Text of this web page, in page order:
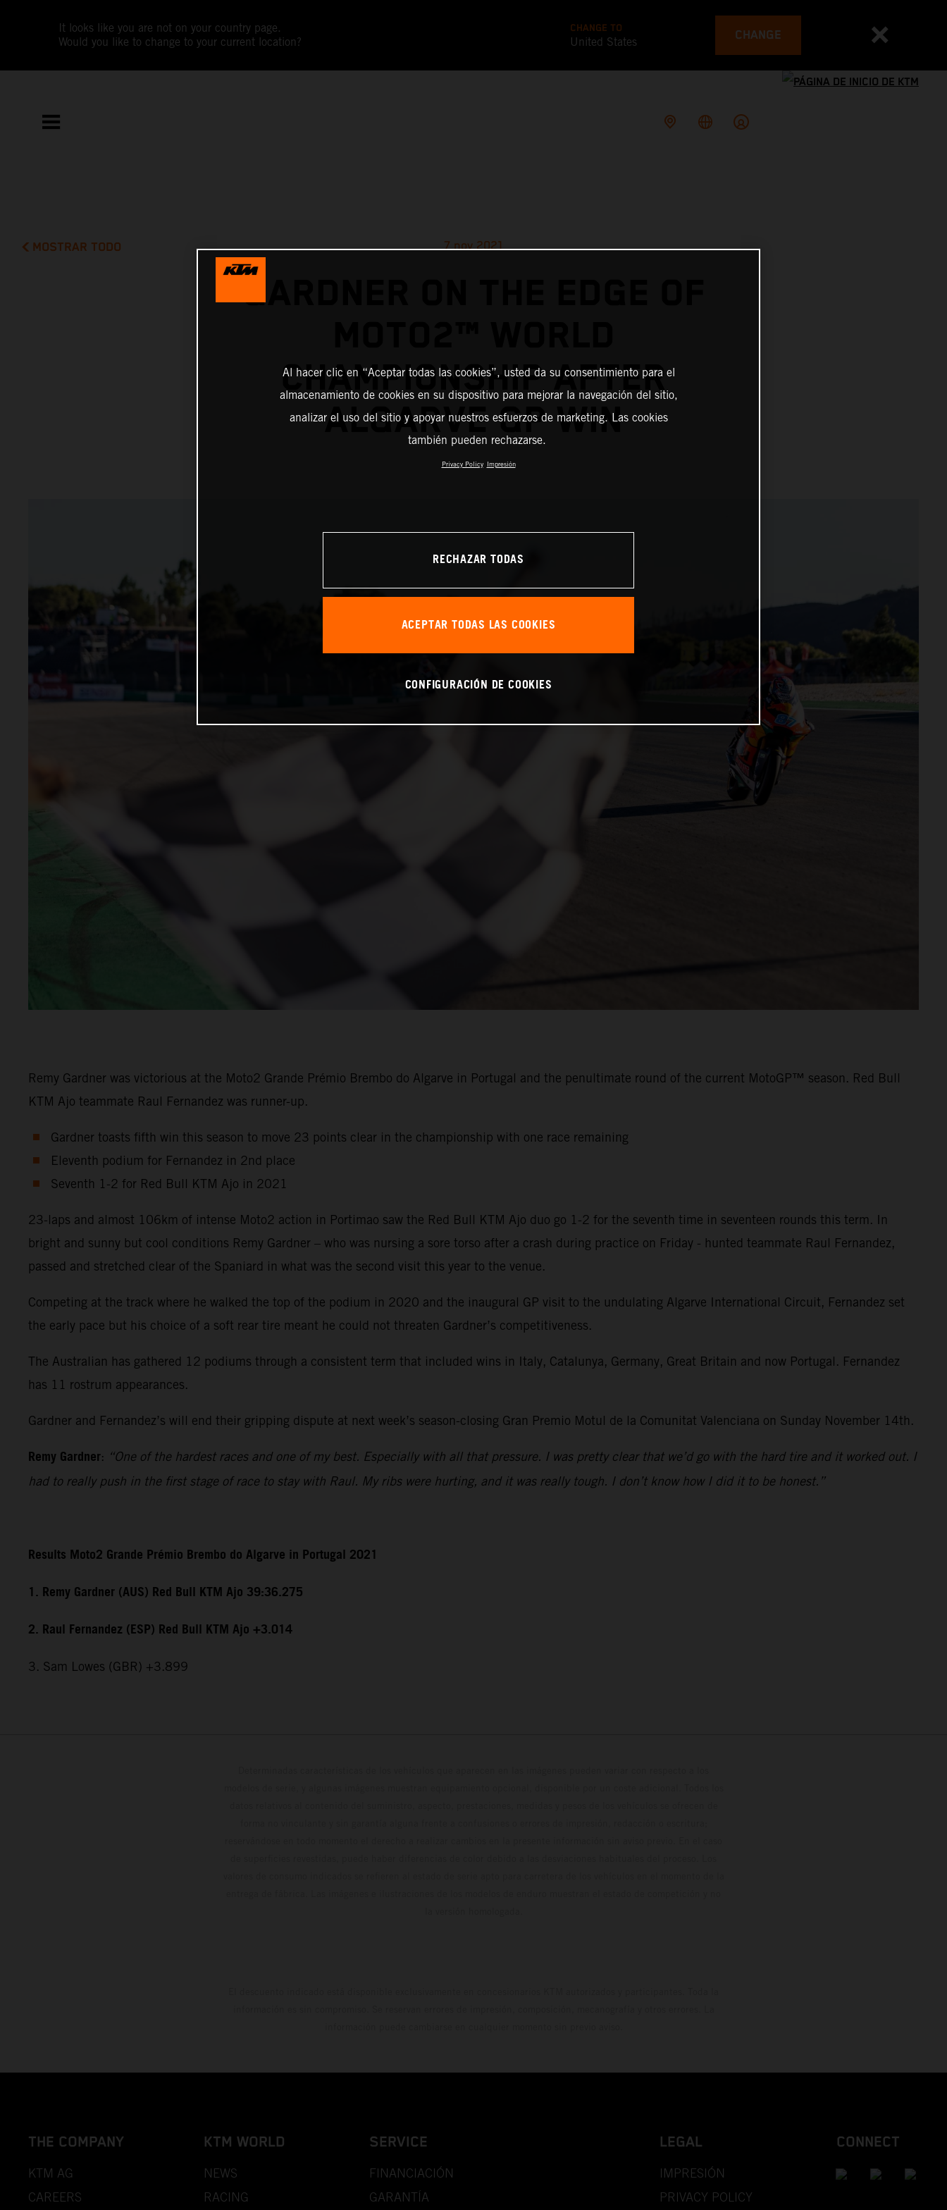
It looks like you are not on your country page.
Would you like to change to your current location?
CHANGE TO
United States CHANGE
MOSTRAR TODO 7 nov 2021
GARDNER ON THE EDGE OF
CHAMPIONSHIP AFTER
ALGARVE GP WIN
Remy Gardner was victorious at the Moto2 Grande Prémio Brembo do Algarve in Portugal and the penultimate round of the current MotoGP™ season. Red Bull
KTM Ajo teammate Raul Fernandez was runner-up.
Gardner toasts fifth win this season to move 23 points clear in the championship with one race remaining
Eleventh podium for Fernandez in 2nd place
Seventh 1-2 for Red Bull KTM Ajo in 2021
23-laps and almost 106km of intense Moto2 action in Portimao saw the Red Bull KTM Ajo duo go 1-2 for the seventh time in seventeen rounds this term. In
bright and sunny but cool conditions Remy Gardner – who was nursing a sore torso after a crash during practice on Friday - hunted teammate Raul Fernandez,
passed and stretched clear of the Spaniard in what was the second visit this year to the venue.
Competing at the track where he walked the top of the podium in 2020 and the inaugural GP visit to the undulating Algarve International Circuit, Fernandez set
the early pace but his choice of a soft rear tire meant he could not threaten Gardner’s competitiveness.
The Australian has gathered 12 podiums through a consistent term that included wins in Italy, Catalunya, Germany, Great Britain and now Portugal. Fernandez
has 11 rostrum appearances.
Gardner and Fernandez’s will end their gripping dispute at next week’s season-closing Gran Premio Motul de la Comunitat Valenciana on Sunday November 14th.
Remy Gardner: “One of the hardest races and one of my best. Especially with all that pressure. I was pretty clear that we’d go with the hard tire and it worked out. I
had to really push in the first stage of race to stay with Raul. My ribs were hurting, and it was really tough. I don’t know how I did it to be honest.”
Results Moto2 Grande Prémio Brembo do Algarve in Portugal 2021
1. Remy Gardner (AUS) Red Bull KTM Ajo 39:36.275
2. Raul Fernandez (ESP) Red Bull KTM Ajo +3.014
3. Sam Lowes (GBR) +3.899
THE COMPANY
KTM AG
CAREERS
KTM WORLD
NEWS
RACING
SERVICE
FINANCIACIÓN
GARANTÍA
LEGAL
IMPRESIÓN
PRIVACY POLICY
CONNECT
Al hacer clic en “Aceptar todas las cookies”, usted da su consentimiento para el
almacenamiento de cookies en su dispositivo para mejorar la navegación del sitio,
analizar el uso del sitio y apoyar nuestros esfuerzos de marketing. Las cookies
también pueden rechazarse.
Privacy Policy Impresión
RECHAZAR TODAS
ACEPTAR TODAS LAS COOKIES
CONFIGURACIÓN DE COOKIES